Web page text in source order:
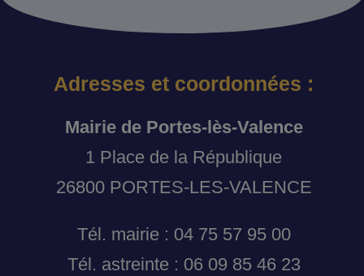
Adresses et coordonnées :
Mairie de Portes-lès-Valence
1 Place de la République
26800 PORTES-LES-VALENCE
Tél. mairie : 04 75 57 95 00
Tél. astreinte : 06 09 85 46 23